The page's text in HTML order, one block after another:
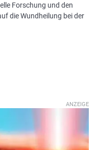
Forschung und den
die Wundheilung bei der